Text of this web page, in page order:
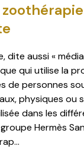
dite aussi «
qui utilise la
de personnes
physiques ou
dans les
Hermès